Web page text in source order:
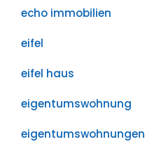
echo immobilien
eifel
eifel haus
eigentumswohnung
eigentumswohnungen